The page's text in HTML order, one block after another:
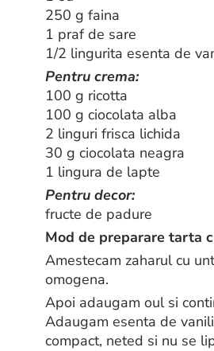
250 g faina
1 praf de sare
1/2 lingurita esenta de
Pentru crema:
100 g ricotta
100 g ciocolata alba
2 linguri frisca lichida
30 g ciocolata neagra
1 lingura de lapte
Pentru decor:
fructe de padure
Mod de preparare tarta
Amestecam zaharul cu
omogena.
Apoi adaugam oul si
Adaugam esenta de
compact, neted si nu se